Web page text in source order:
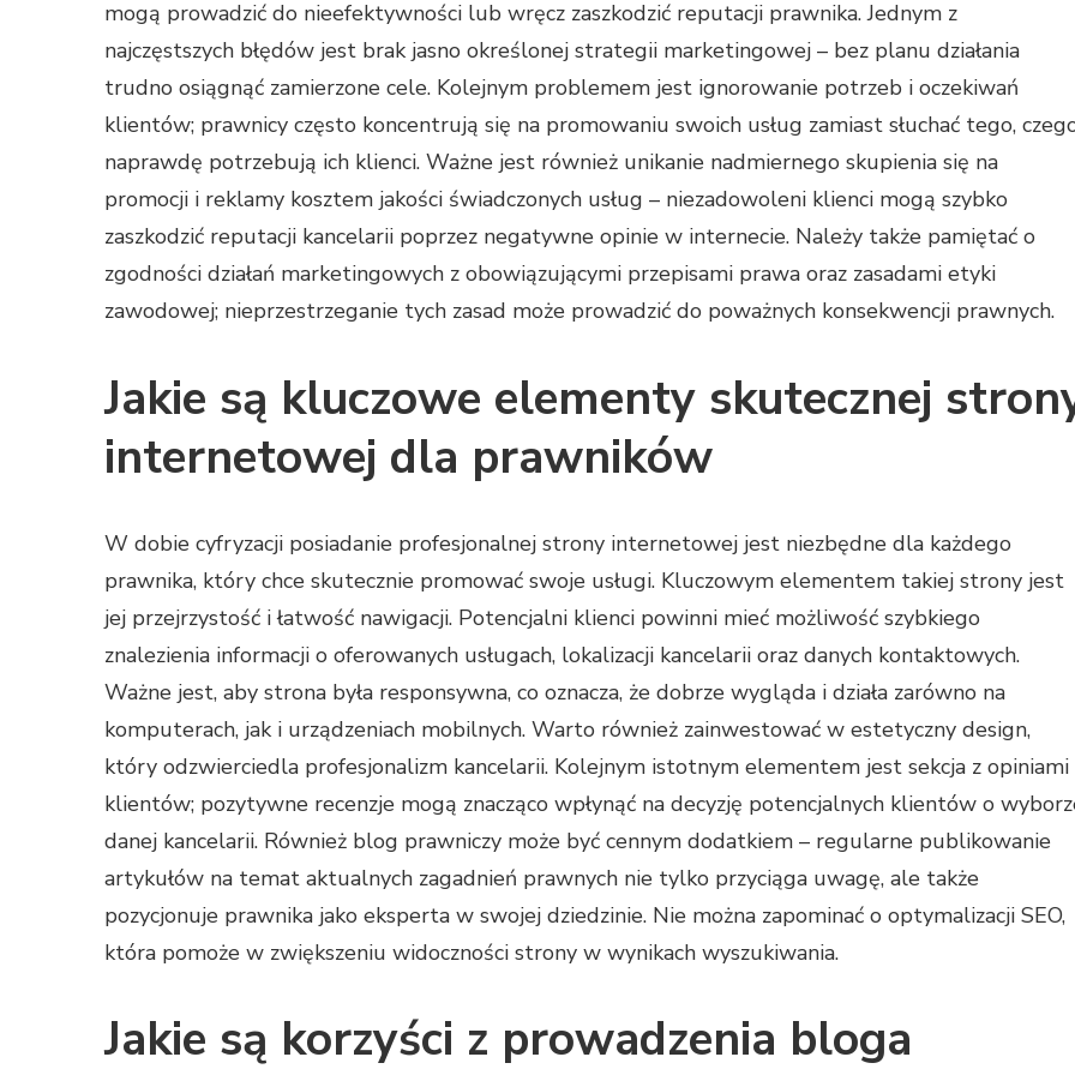
mogą prowadzić do nieefektywności lub wręcz zaszkodzić reputacji prawnika. Jednym z
najczęstszych błędów jest brak jasno określonej strategii marketingowej – bez planu działania
trudno osiągnąć zamierzone cele. Kolejnym problemem jest ignorowanie potrzeb i oczekiwań
klientów; prawnicy często koncentrują się na promowaniu swoich usług zamiast słuchać tego,
naprawdę potrzebują ich klienci. Ważne jest również unikanie nadmiernego skupienia się na
promocji i reklamy kosztem jakości świadczonych usług – niezadowoleni klienci mogą szybko
zaszkodzić reputacji kancelarii poprzez negatywne opinie w internecie. Należy także pamiętać o
zgodności działań marketingowych z obowiązującymi przepisami prawa oraz zasadami etyki
zawodowej; nieprzestrzeganie tych zasad może prowadzić do poważnych konsekwencji prawnych.
Jakie są kluczowe elementy skutecznej
internetowej dla prawników
W dobie cyfryzacji posiadanie profesjonalnej strony internetowej jest niezbędne dla każdego
prawnika, który chce skutecznie promować swoje usługi. Kluczowym elementem takiej strony jest
jej przejrzystość i łatwość nawigacji. Potencjalni klienci powinni mieć możliwość szybkiego
znalezienia informacji o oferowanych usługach, lokalizacji kancelarii oraz danych kontaktowych.
Ważne jest, aby strona była responsywna, co oznacza, że dobrze wygląda i działa zarówno na
komputerach, jak i urządzeniach mobilnych. Warto również zainwestować w estetyczny design,
który odzwierciedla profesjonalizm kancelarii. Kolejnym istotnym elementem jest sekcja z opiniami
klientów; pozytywne recenzje mogą znacząco wpłynąć na decyzję potencjalnych klientów o
danej kancelarii. Również blog prawniczy może być cennym dodatkiem – regularne publikowanie
artykułów na temat aktualnych zagadnień prawnych nie tylko przyciąga uwagę, ale także
pozycjonuje prawnika jako eksperta w swojej dziedzinie. Nie można zapominać o optymalizacji SEO,
która pomoże w zwiększeniu widoczności strony w wynikach wyszukiwania.
Jakie są korzyści z prowadzenia bloga